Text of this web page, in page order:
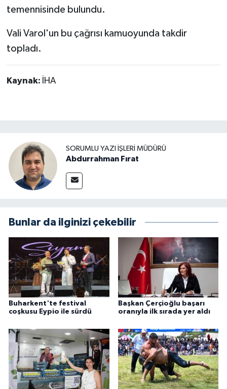
temennisinde bulundu.
Vali Varol'un bu çağrısı kamuoyunda takdir
topladı.
Kaynak: İHA
SORUMLU YAZI İŞLERI MÜDÜRÜ
Abdurrahman Fırat
Bunlar da ilginizi çekebilir
Buharkent'te festival
coşkusu Eypio ile sürdü
Başkan Çerçioğlu başarı
oranıyla ilk sırada yer aldı